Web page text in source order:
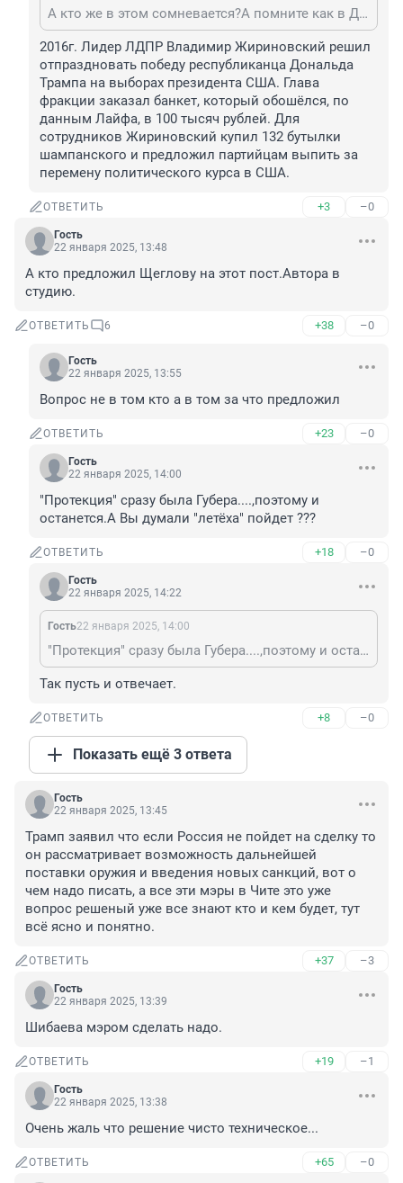
А кто же в этом сомневается?А помните как в Думе открывали шампанское когда он выиграл первый раз.Какие "умные"люди.
2016г. Лидер ЛДПР Владимир Жириновский решил
отпраздновать победу республиканца Дональда
Трампа на выборах президента США. Глава
фракции заказал банкет, который обошёлся, по
данным Лайфа, в 100 тысяч рублей. Для
сотрудников Жириновский купил 132 бутылки
шампанского и предложил партийцам выпить за
перемену политического курса в США.
ОТВЕТИТЬ +3 –0
Гость
22 января 2025, 13:48
А кто предложил Щеглову на этот пост.Автора в
студию.
ОТВЕТИТЬ 6 +38 –0
Гость
22 января 2025, 13:55
Вопрос не в том кто а в том за что предложил
ОТВЕТИТЬ +23 –0
Гость
22 января 2025, 14:00
"Протекция" сразу была Губера....,поэтому и
останется.А Вы думали "летёха" пойдет ???
ОТВЕТИТЬ +18 –0
Гость
22 января 2025, 14:22
Гость22 января 2025, 14:00
"Протекция" сразу была Губера....,поэтому и останется.А Вы думали "летёха" пойдет ???
Так пусть и отвечает.
ОТВЕТИТЬ +8 –0
Показать ещё 3 ответа
Гость
22 января 2025, 13:45
Трамп заявил что если Россия не пойдет на сделку то
он рассматривает возможность дальнейшей
поставки оружия и введения новых санкций, вот о
чем надо писать, а все эти мэры в Чите это уже
вопрос решеный уже все знают кто и кем будет, тут
всё ясно и понятно.
ОТВЕТИТЬ +37 –3
Гость
22 января 2025, 13:39
Шибаева мэром сделать надо.
ОТВЕТИТЬ +19 –1
Гость
22 января 2025, 13:38
Очень жаль что решение чисто техническое...
ОТВЕТИТЬ +65 –0